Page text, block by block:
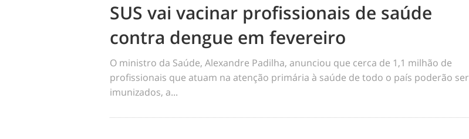
SUS vai vacinar profissionais de saúde
contra dengue em fevereiro
O ministro da Saúde, Alexandre Padilha, anunciou que cerca de 1,1 milhão de
profissionais que atuam na atenção primária à saúde de todo o país poderão ser
imunizados, a...